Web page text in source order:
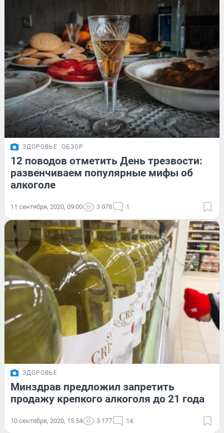
ЗДОРОВЬЕ ОБЗОР
12 поводов отметить День трезвости:
развенчиваем популярные мифы об
алкоголе
11 сентября, 2020, 09:00 3 078 1
ЗДОРОВЬЕ
Минздрав предложил запретить
продажу крепкого алкоголя до 21 года
10 сентября, 2020, 15:54 3 177 14